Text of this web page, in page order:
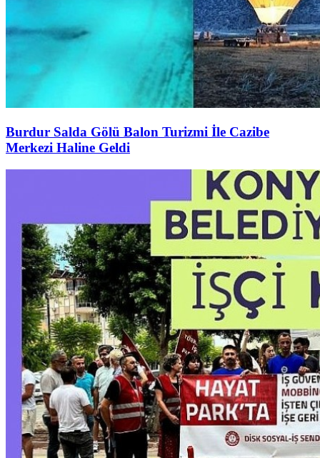
Burdur Salda Gölü Balon Turizmi İle Cazibe
Merkezi Haline Geldi